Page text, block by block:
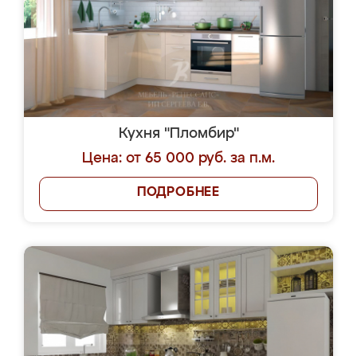
Кухня "Пломбир"
Цена: от 65 000 руб. за п.м.
ПОДРОБНЕЕ